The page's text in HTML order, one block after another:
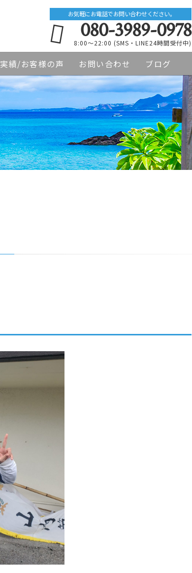
お気軽にお電話でお問い合わせください。
080-3989-0978
8:00～22:00 (SMS・LINE24時間受付中)
実績/お客様の声 お問い合わせ ブログ